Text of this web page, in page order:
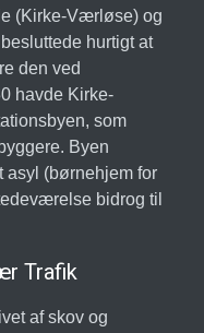
(Kirke-Værløse) og
hurtigt at
den ved
havde Kirke-
som
Byen
asyl (børnehjem for
bidrog til
Trafik
af skov og